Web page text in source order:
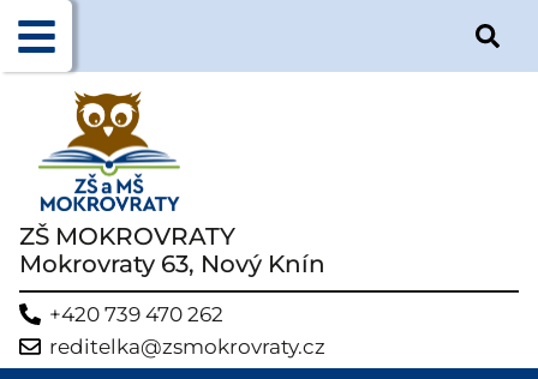
ZŠ MOKROVRATY
Mokrovraty 63, Nový Knín
+420 739 470 262
reditelka@zsmokrovraty.cz